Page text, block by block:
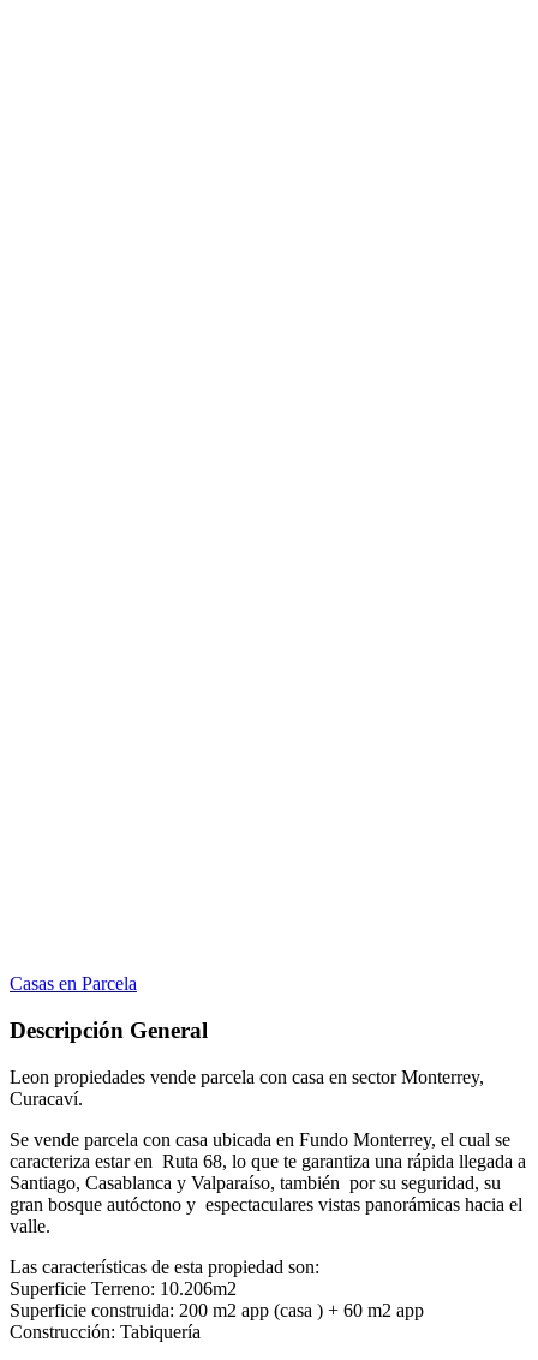
Casas en Parcela
Descripción General
Leon propiedades vende parcela con casa en sector Monterrey,
Curacaví.
Se vende parcela con casa ubicada en Fundo Monterrey, el cual se
caracteriza estar en Ruta 68, lo que te garantiza una rápida llegada a
Santiago, Casablanca y Valparaíso, también por su seguridad, su
gran bosque autóctono y espectaculares vistas panorámicas hacia el
valle.
Las características de esta propiedad son:
Superficie Terreno: 10.206m2
Superficie construida: 200 m2 app (casa ) + 60 m2 app
Construcción: Tabiquería